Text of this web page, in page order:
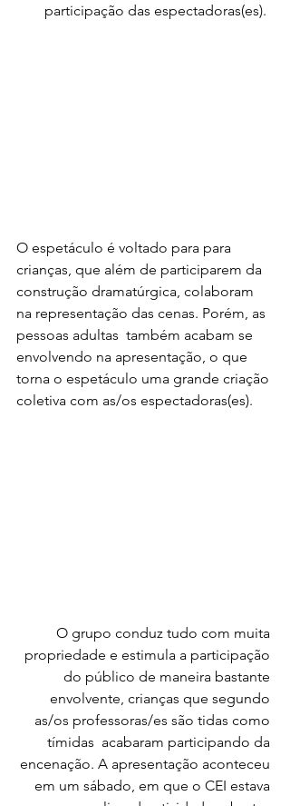
participação das espectadoras(es).
O espetáculo é voltado para para
crianças, que além de participarem da
construção dramatúrgica, colaboram
na representação das cenas. Porém, as
pessoas adultas  também acabam se
envolvendo na apresentação, o que
torna o espetáculo uma grande criação
coletiva com as/os espectadoras(es).
O grupo conduz tudo com muita
propriedade e estimula a participação
do público de maneira bastante
envolvente, crianças que segundo
as/os professoras/es são tidas como
tímidas  acabaram participando da
encenação. A apresentação aconteceu
em um sábado, em que o CEI estava